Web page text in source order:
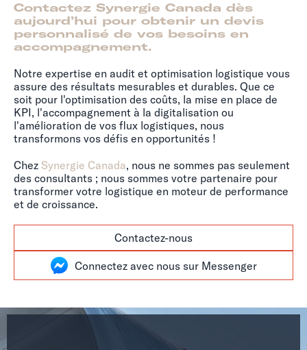
Contactez Synergie Canada dès
aujourd’hui pour obtenir un devis
personnalisé de vos besoins en
accompagnement.
Notre expertise en audit et optimisation logistique vous
assure des résultats mesurables et durables. Que ce
soit pour l'optimisation des coûts, la mise en place de
KPI, l'accompagnement à la digitalisation ou
l'amélioration de vos flux logistiques, nous
transformons vos défis en opportunités !
Chez Synergie Canada, nous ne sommes pas seulement
des consultants ; nous sommes votre partenaire pour
transformer votre logistique en moteur de performance
et de croissance.
Contactez-nous
Connectez avec nous sur Messenger